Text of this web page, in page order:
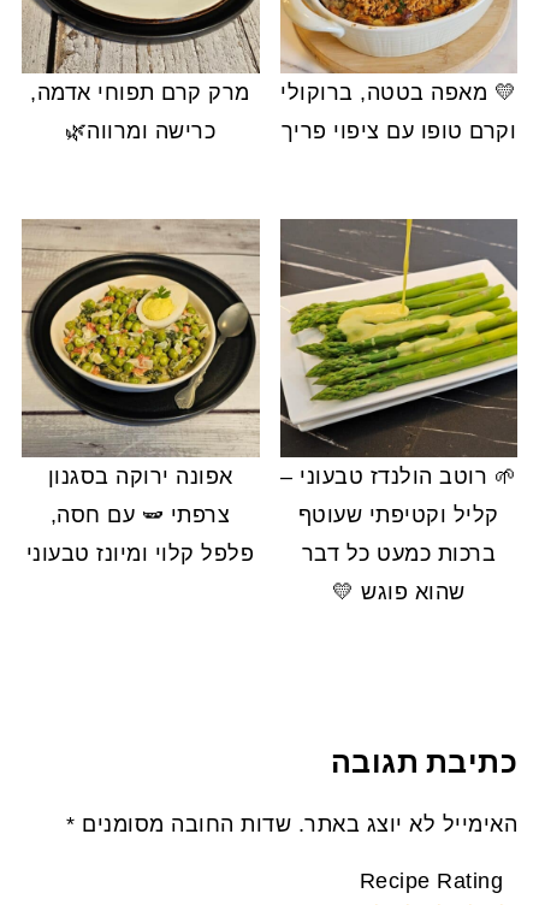
💛 מאפה בטטה, ברוקולי
וקרם טופו עם ציפוי פריך
מרק קרם תפוחי אדמה,
כרישה ומרווה🌿
🌱 רוטב הולנדז טבעוני –
קליל וקטיפתי שעוטף
ברכות כמעט כל דבר
שהוא פוגש 💛
אפונה ירוקה בסגנון
צרפתי 🫛 עם חסה,
פלפל קלוי ומיונז טבעוני
כתיבת תגובה
האימייל לא יוצג באתר. שדות החובה מסומנים *
Recipe Rating